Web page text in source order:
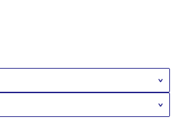
よくある質問